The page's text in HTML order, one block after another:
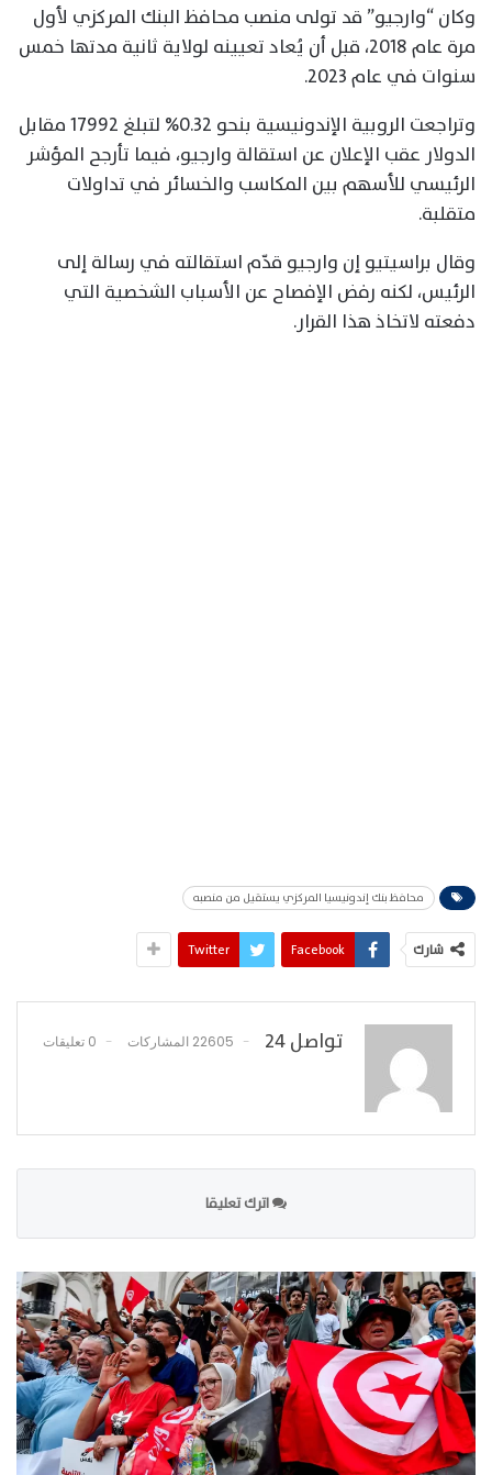
وكان “وارجيو” قد تولى منصب محافظ البنك المركزي لأول
مرة عام 2018، قبل أن يُعاد تعيينه لولاية ثانية مدتها خمس
سنوات في عام 2023.
وتراجعت الروبية الإندونيسية بنحو 0.32% لتبلغ 17992 مقابل
الدولار عقب الإعلان عن استقالة وارجيو، فيما تأرجح المؤشر
الرئيسي للأسهم بين المكاسب والخسائر في تداولات
متقلبة.
وقال براسيتيو إن وارجيو قدّم استقالته في رسالة إلى
الرئيس، لكنه رفض الإفصاح عن الأسباب ⁠الشخصية التي
دفعته لاتخاذ هذا القرار.
محافظ بنك إندونيسيا المركزي يستقيل من منصبه
شارك Facebook
Twitter
تواصل 24 22605 المشاركات 0 تعليقات
اترك تعليقا